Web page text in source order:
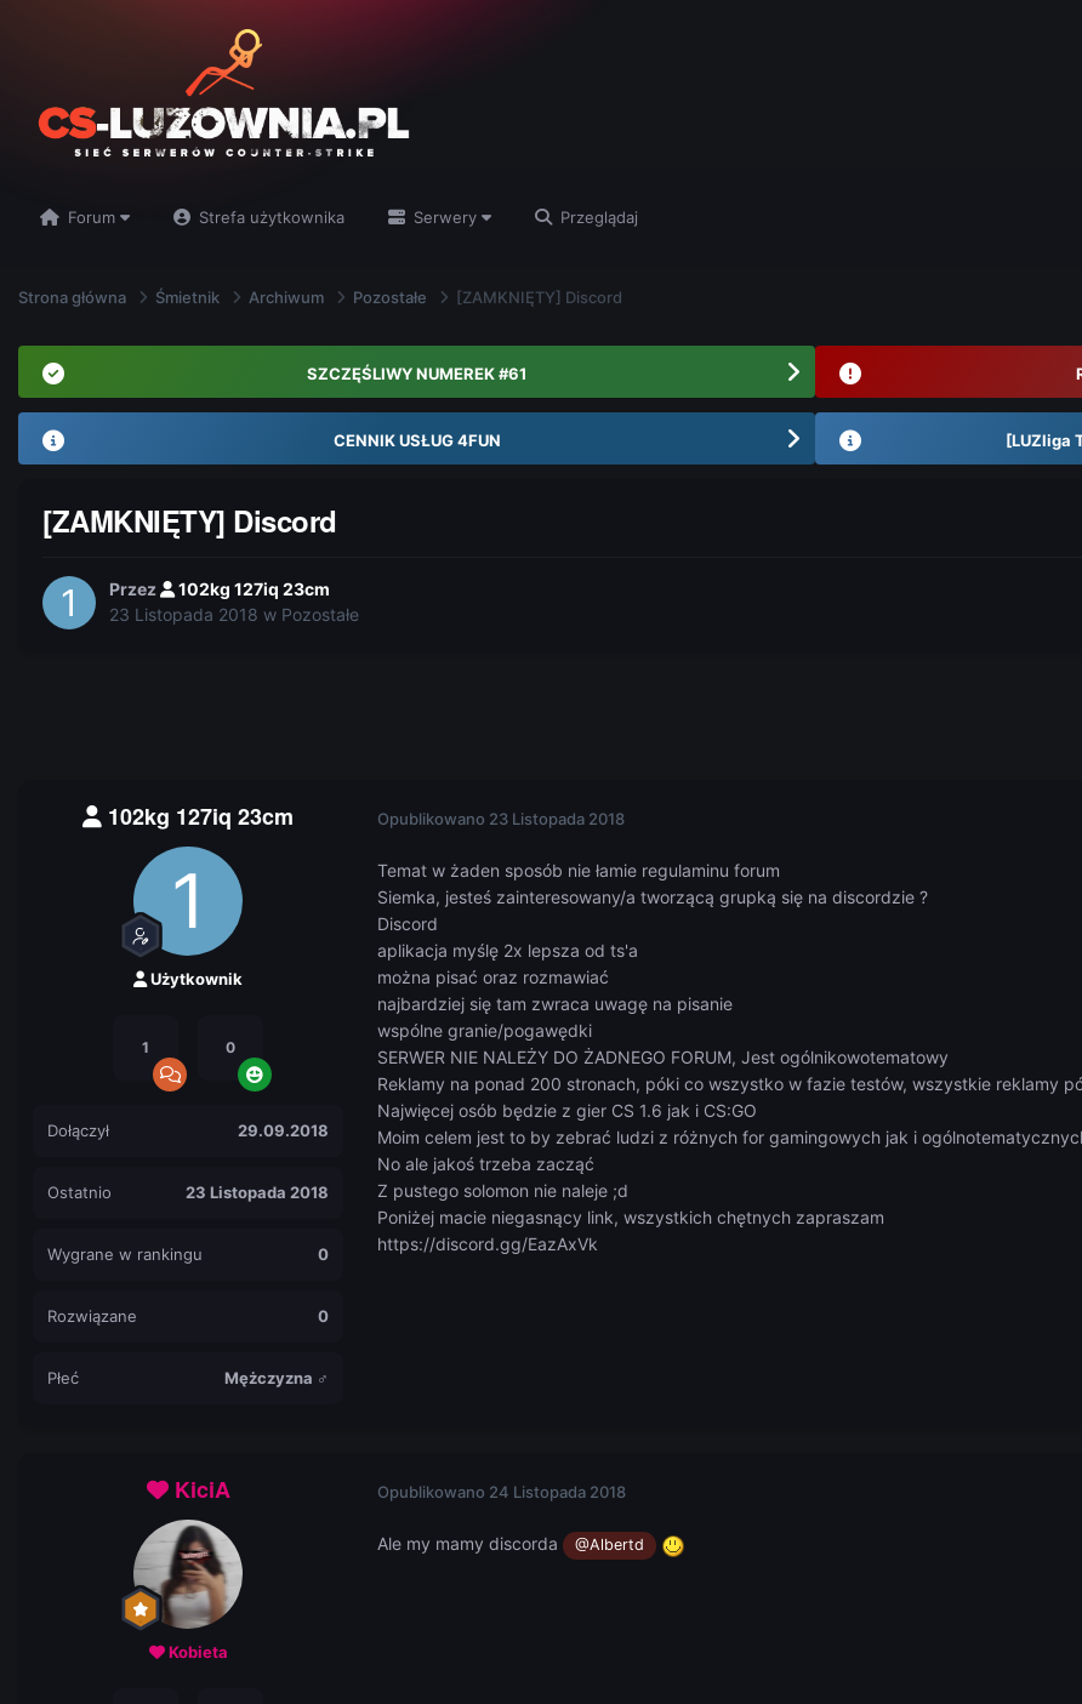
Forum Strefa użytkownika Serwery Przeglądaj
Strona główna Śmietnik Archiwum Pozostałe [ZAMKNIĘTY] Discord
SZCZĘŚLIWY NUMEREK #61
CENNIK USŁUG 4FUN [LUZliga
[ZAMKNIĘTY] Discord
Przez
102kg 127iq 23cm
23 Listopada 2018 w Pozostałe
102kg 127iq 23cm
Użytkownik
1 0
Dołączył 29.09.2018
Ostatnio 23 Listopada 2018
Wygrane w rankingu 0
Rozwiązane 0
Płeć Mężczyzna ♂
Opublikowano 23 Listopada 2018
Temat w żaden sposób nie łamie regulaminu forum
Siemka, jesteś zainteresowany/a tworzącą grupką się na discordzie ?
Discord
aplikacja myślę 2x lepsza od ts'a
można pisać oraz rozmawiać
najbardziej się tam zwraca uwagę na pisanie
wspólne granie/pogawędki
SERWER NIE NALEŻY DO ŻADNEGO FORUM, Jest ogólnikowotematowy
Reklamy na ponad 200 stronach, póki co wszystko w fazie testów, wszystkie reklamy
Najwięcej osób będzie z gier CS 1.6 jak i CS:GO
Moim celem jest to by zebrać ludzi z różnych for gamingowych jak i
No ale jakoś trzeba zacząć
Z pustego solomon nie naleje ;d
Poniżej macie niegasnący link, wszystkich chętnych zapraszam
https://discord.gg/EazAxVk
KiciA
Kobieta
Opublikowano 24 Listopada 2018
Ale my mamy discorda @Albertd